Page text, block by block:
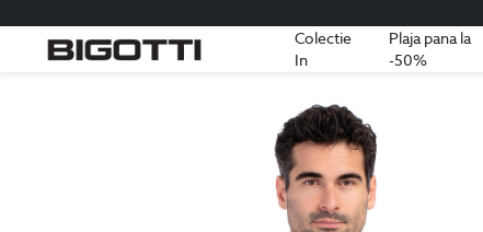
Colectie
In
Plaja pana la
-50%